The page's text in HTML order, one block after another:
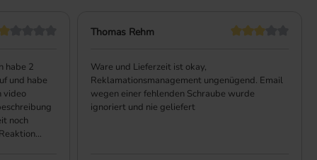
habe 2
und habe
video
noch
…
Thomas Rehm
Ware und Lieferzeit ist okay,
Reklamationsmanagement ungenügend. Email
wegen einer fehlenden Schraube wurde
ignoriert und nie geliefert